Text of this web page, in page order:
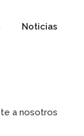
Noticias
a nosotros